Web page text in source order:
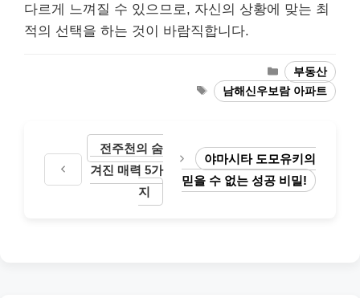
다르게 느껴질 수 있으므로, 자신의 상황에 맞는 최
적의 선택을 하는 것이 바람직합니다.
Categories
부동산
Tags남해신우보람 아파트
전주천의 숨
겨진 매력 5가
지
야마시타 도모유키의
믿을 수 없는 성공 비밀!